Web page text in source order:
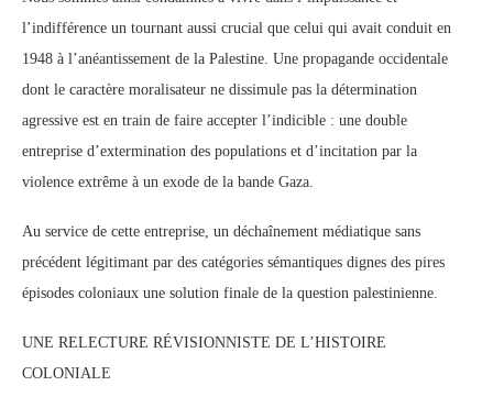
l’indifférence un tournant aussi crucial que celui qui avait conduit en
1948 à l’anéantissement de la Palestine. Une propagande occidentale
dont le caractère moralisateur ne dissimule pas la détermination
agressive est en train de faire accepter l’indicible : une double
entreprise d’extermination des populations et d’incitation par la
violence extrême à un exode de la bande Gaza.
Au service de cette entreprise, un déchaînement médiatique sans
précédent légitimant par des catégories sémantiques dignes des pires
épisodes coloniaux une solution finale de la question palestinienne.
UNE RELECTURE RÉVISIONNISTE DE L’HISTOIRE
COLONIALE